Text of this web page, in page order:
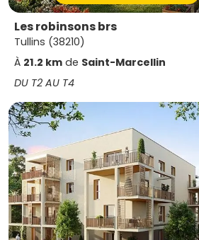
Les robinsons brs
Tullins (38210)
À 21.2 km de Saint-Marcellin
DU T2 AU T4